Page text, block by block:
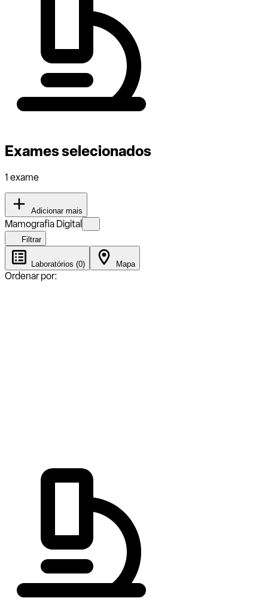
Exames selecionados
1 exame
Adicionar mais
Mamografia Digital
Filtrar
Laboratórios (0) Mapa
Ordenar por: